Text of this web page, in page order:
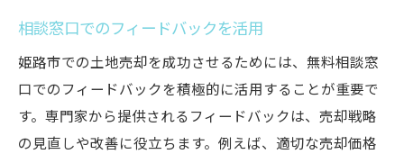
相談窓口でのフィードバックを活用
姫路市での土地売却を成功させるためには、無料相談窓
口でのフィードバックを積極的に活用することが重要で
す。専門家から提供されるフィードバックは、売却戦略
の見直しや改善に役立ちます。例えば、適切な売却価格